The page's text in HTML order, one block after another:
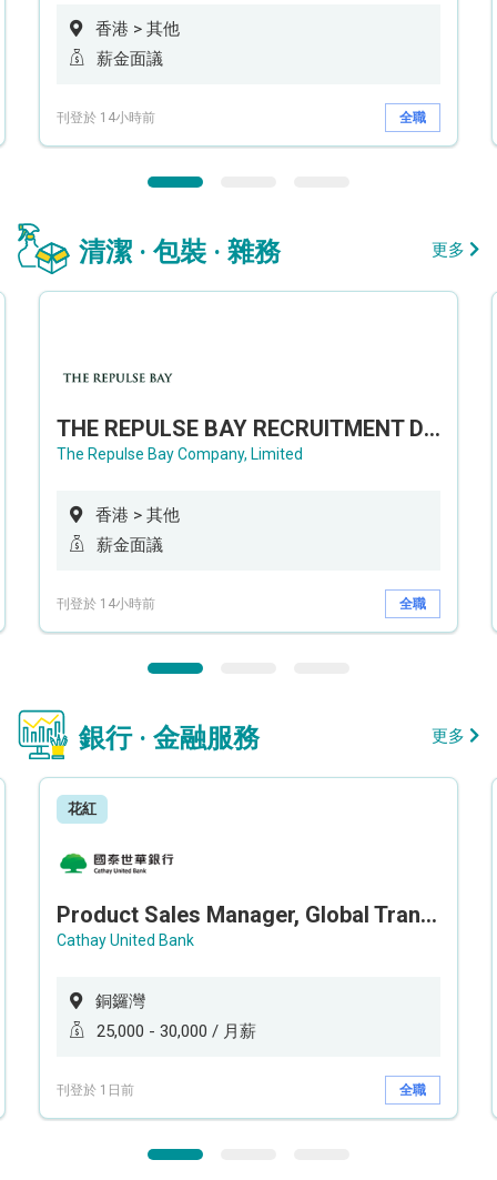
香港 > 其他
薪金面議
刊登於 14小時前 全職
清潔 · 包裝 · 雜務 更多
THE REPULSE BAY RECRUITMENT DAY 淺水灣影灣園人才招聘會
The Repulse Bay Company, Limited
香港 > 其他
薪金面議
刊登於 14小時前 全職
銀行 · 金融服務 更多
花紅
Product Sales Manager, Global Transaction Service (GTS)
Cathay United Bank
銅鑼灣
25,000 - 30,000 / 月薪
刊登於 1日前 全職